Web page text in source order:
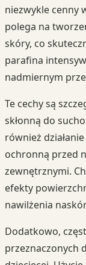
niezwykle cenny
polega na
skóry, co
parafina
nadmiernym
Te cechy są
skłonną do
również
ochronną przed
zewnętrznymi.
efekty
nawilżenia
Dodatkowo,
przeznaczonych